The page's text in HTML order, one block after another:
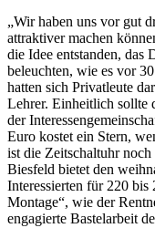
„Wir haben uns vor gut
attraktiver machen
die Idee entstanden, das
beleuchten, wie es vor
hatten sich Privatleute
Lehrer. Einheitlich sollte
der
Euro kostet ein Stern,
ist die Zeitschaltuhr
Biesfeld bietet den
Interessierten für 220
Montage“, wie der
engagierte Bastelarbeit